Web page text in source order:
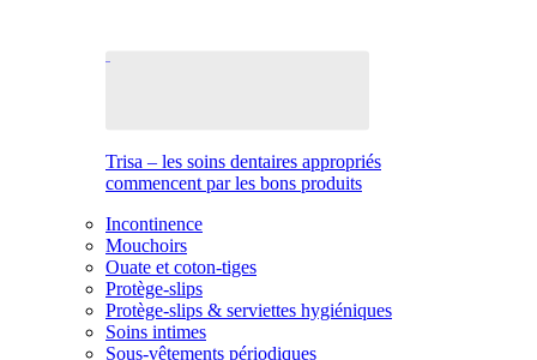
Trisa – les soins dentaires appropriés
commencent par les bons produits
Incontinence
Mouchoirs
Ouate et coton-tiges
Protège-slips
Protège-slips & serviettes hygiéniques
Soins intimes
Sous-vêtements périodiques